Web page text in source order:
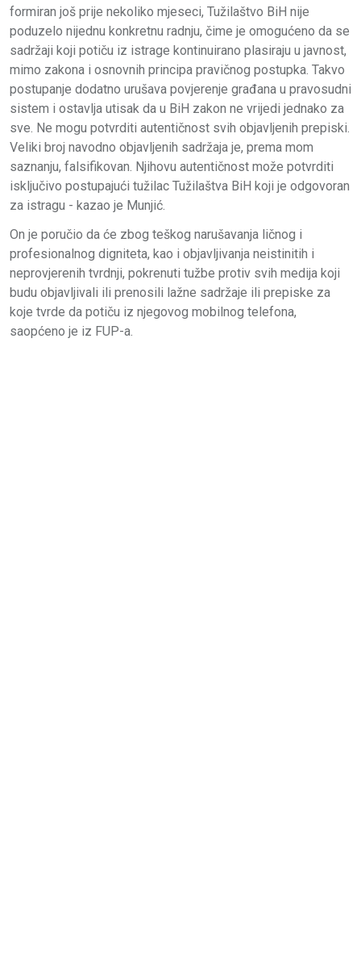
formiran još prije nekoliko mjeseci, Tužilaštvo BiH nije
poduzelo nijednu konkretnu radnju, čime je omogućeno da se
sadržaji koji potiču iz istrage kontinuirano plasiraju u javnost,
mimo zakona i osnovnih principa pravičnog postupka. Takvo
postupanje dodatno urušava povjerenje građana u pravosudni
sistem i ostavlja utisak da u BiH zakon ne vrijedi jednako za
sve. Ne mogu potvrditi autentičnost svih objavljenih prepiski.
Veliki broj navodno objavljenih sadržaja je, prema mom
saznanju, falsifikovan. Njihovu autentičnost može potvrditi
isključivo postupajući tužilac Tužilaštva BiH koji je odgovoran
za istragu - kazao je Munjić.
On je poručio da će zbog teškog narušavanja ličnog i
profesionalnog digniteta, kao i objavljivanja neistinitih i
neprovjerenih tvrdnji, pokrenuti tužbe protiv svih medija koji
budu objavljivali ili prenosili lažne sadržaje ili prepiske za
koje tvrde da potiču iz njegovog mobilnog telefona,
saopćeno je iz FUP-a.